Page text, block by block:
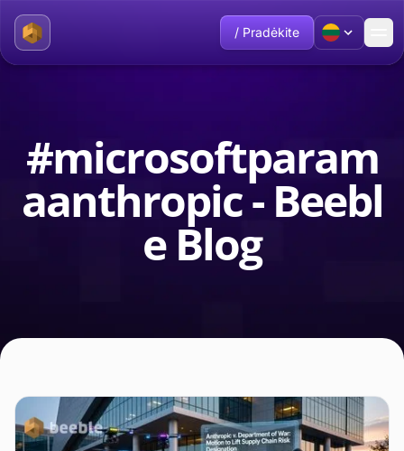
/ Pradėkite
#microsoftparam
aanthropic - Beebl
e Blog